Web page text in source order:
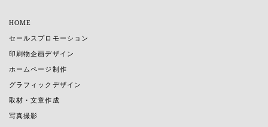
HOME
セールスプロモーション
印刷物企画デザイン
ホームページ制作
グラフィックデザイン
取材・文章作成
写真撮影